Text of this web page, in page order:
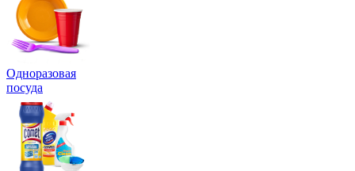
Одноразовая
посуда